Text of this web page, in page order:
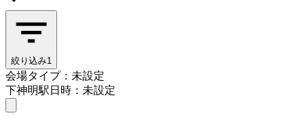
絞り込み1
会場タイプ：未設定
下神明駅日時：未設定